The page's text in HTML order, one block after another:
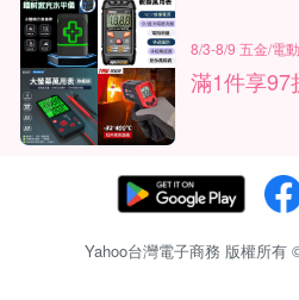
8/3-8/9 五金/電
滿1件享97
Yahoo台灣電子商務 版權所有